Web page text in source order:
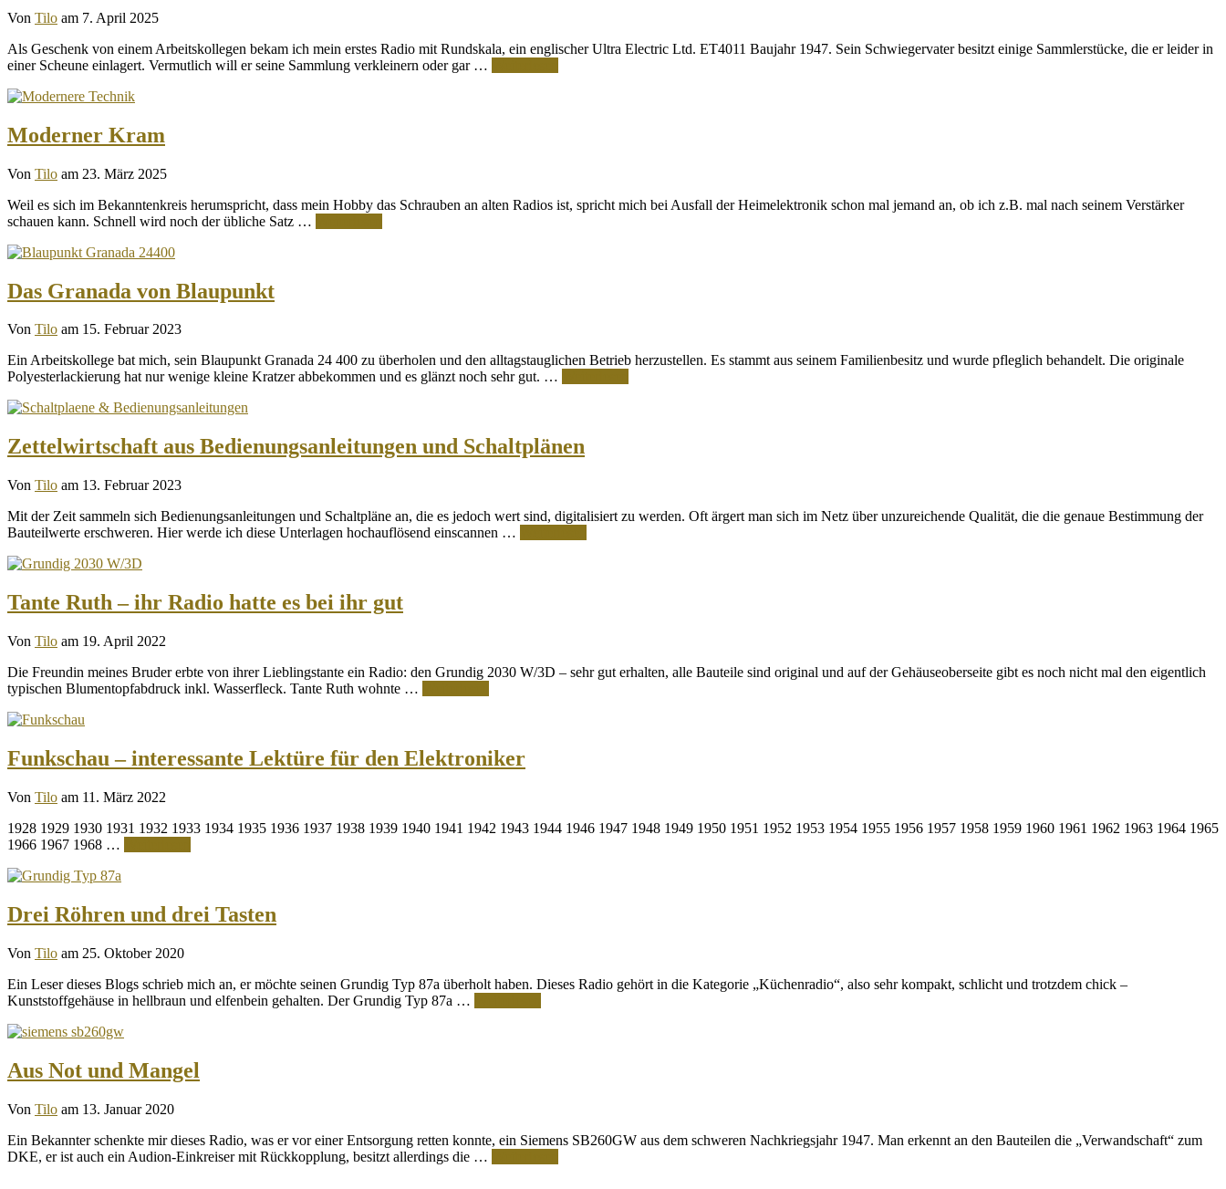
Von Tilo am 7. April 2025
Als Geschenk von einem Arbeitskollegen bekam ich mein erstes Radio mit Rundskala, ein englischer Ultra Electric Ltd. ET4011 Baujahr 1947. Sein Schwiegervater besitzt einige Sammlerstücke, die er leider in
einer Scheune einlagert. Vermutlich will er seine Sammlung verkleinern oder gar …
Moderner Kram
Von Tilo am 23. März 2025
Weil es sich im Bekanntenkreis herumspricht, dass mein Hobby das Schrauben an alten Radios ist, spricht mich bei Ausfall der Heimelektronik schon mal jemand an, ob ich z.B. mal nach seinem Verstärker
schauen kann. Schnell wird noch der übliche Satz …
Das Granada von Blaupunkt
Von Tilo am 15. Februar 2023
Ein Arbeitskollege bat mich, sein Blaupunkt Granada 24 400 zu überholen und den alltagstauglichen Betrieb herzustellen. Es stammt aus seinem Familienbesitz und wurde pfleglich behandelt. Die originale
Polyesterlackierung hat nur wenige kleine Kratzer abbekommen und es glänzt noch sehr gut. …
Zettelwirtschaft aus Bedienungsanleitungen und Schaltplänen
Von Tilo am 13. Februar 2023
Mit der Zeit sammeln sich Bedienungsanleitungen und Schaltpläne an, die es jedoch wert sind, digitalisiert zu werden. Oft ärgert man sich im Netz über unzureichende Qualität, die die genaue Bestimmung der
Bauteilwerte erschweren. Hier werde ich diese Unterlagen hochauflösend einscannen …
Tante Ruth – ihr Radio hatte es bei ihr gut
Von Tilo am 19. April 2022
Die Freundin meines Bruder erbte von ihrer Lieblingstante ein Radio: den Grundig 2030 W/3D – sehr gut erhalten, alle Bauteile sind original und auf der Gehäuseoberseite gibt es noch nicht mal den eigentlich
typischen Blumentopfabdruck inkl. Wasserfleck. Tante Ruth wohnte …
Funkschau – interessante Lektüre für den Elektroniker
Von Tilo am 11. März 2022
1928 1929 1930 1931 1932 1933 1934 1935 1936 1937 1938 1939 1940 1941 1942 1943 1944 1946 1947 1948 1949 1950 1951 1952 1953 1954 1955 1956 1957 1958 1959 1960 1961 1962 1963 1964 1965
1966 1967 1968 …
Drei Röhren und drei Tasten
Von Tilo am 25. Oktober 2020
Ein Leser dieses Blogs schrieb mich an, er möchte seinen Grundig Typ 87a überholt haben. Dieses Radio gehört in die Kategorie „Küchenradio“, also sehr kompakt, schlicht und trotzdem chick –
Kunststoffgehäuse in hellbraun und elfenbein gehalten. Der Grundig Typ 87a …
Aus Not und Mangel
Von Tilo am 13. Januar 2020
Ein Bekannter schenkte mir dieses Radio, was er vor einer Entsorgung retten konnte, ein Siemens SB260GW aus dem schweren Nachkriegsjahr 1947. Man erkennt an den Bauteilen die „Verwandschaft“ zum
DKE, er ist auch ein Audion-Einkreiser mit Rückkopplung, besitzt allerdings die …